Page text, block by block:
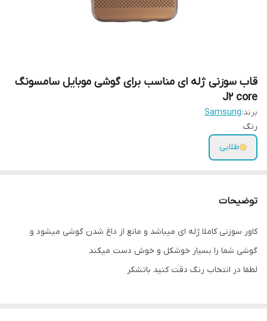
قاب سوزنی ژله ای مناسب برای گوشی موبایل سامسونگ
J2 core
برند:Samsung
رنگ
طلایی
توضیحات
کاور سوزنی کاملا ژله ای میباشد و مانع از داغ شدن گوشی میشود و
گوشی شما را بسیار خوشکل و خوش دست میکند
لطفا در انتخاب رنگ دقت کنید باتشکر